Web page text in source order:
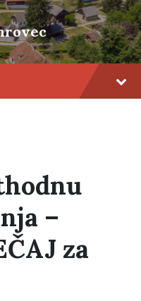
–
za